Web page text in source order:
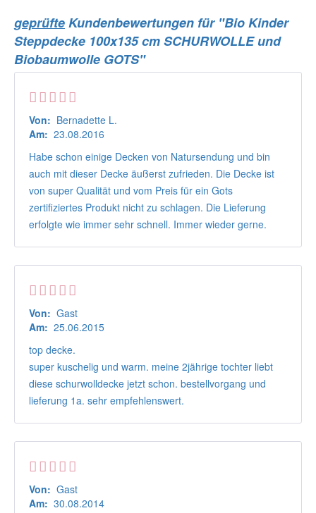
geprüfteKundenbewertungen für "Bio Kinder
Steppdecke 100x135 cm SCHURWOLLE und
Biobaumwolle GOTS"
Von: Bernadette L.
Am: 23.08.2016
Habe schon einige Decken von Natursendung und bin
auch mit dieser Decke äußerst zufrieden. Die Decke ist
von super Qualität und vom Preis für ein Gots
zertifiziertes Produkt nicht zu schlagen. Die Lieferung
erfolgte wie immer sehr schnell. Immer wieder gerne.
Von: Gast
Am: 25.06.2015
top decke.
super kuschelig und warm. meine 2jährige tochter liebt
diese schurwolldecke jetzt schon. bestellvorgang und
lieferung 1a. sehr empfehlenswert.
Von: Gast
Am: 30.08.2014